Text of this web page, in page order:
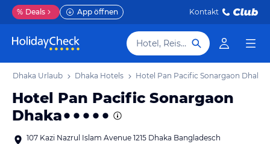
% Deals App öffnen Kontakt
Hotel, Reiseziel
Dhaka Urlaub Dhaka Hotels Hotel Pan Pacific Sonargaon Dhaka
Hotel Pan Pacific Sonargaon
Dhaka
107 Kazi Nazrul Islam Avenue 1215 Dhaka Bangladesch